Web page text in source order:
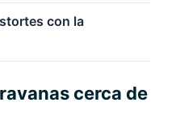
con la
cerca de